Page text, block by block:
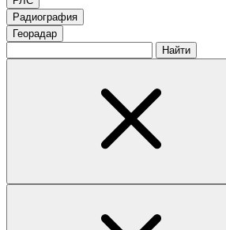
Радиография
Георадар
Найти